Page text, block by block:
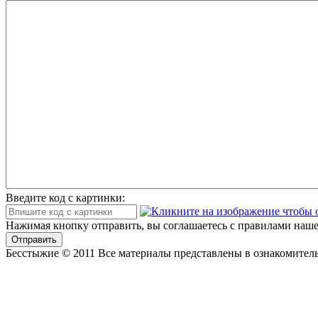
Введите код с картинки:
Нажимая кнопку отправить, вы соглашаетесь с правилами
Отправить
Бесстыжие © 2011 Все материалы представлены в